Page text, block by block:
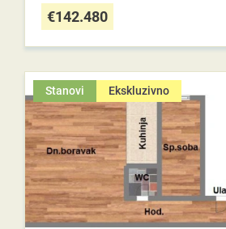
€142.480
Stanovi Ekskluzivno